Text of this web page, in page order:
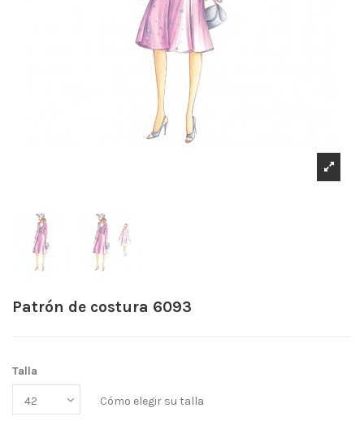
Patrón de costura 6093
Talla
Cómo elegir su talla